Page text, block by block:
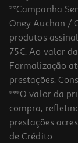
Ração Cão Mini
6.36 €/Kg
44,49 €
**Campanha
Oney Auchan /
produtos
75€. Ao valor
Formalização
prestações.
***O valor da
compra,
prestações
de Crédito.